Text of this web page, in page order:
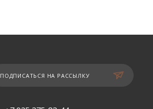
ПОДПИСАТЬСЯ НА РАССЫЛКУ